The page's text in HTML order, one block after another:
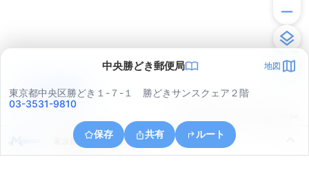
中央勝どき郵便局 地図
東京都中央区勝どき１-７-１ 勝どきサンスクェア２階
03-3531-9810
保存 共有 ルート
東京都港区芝５丁目３４
アプリで見る